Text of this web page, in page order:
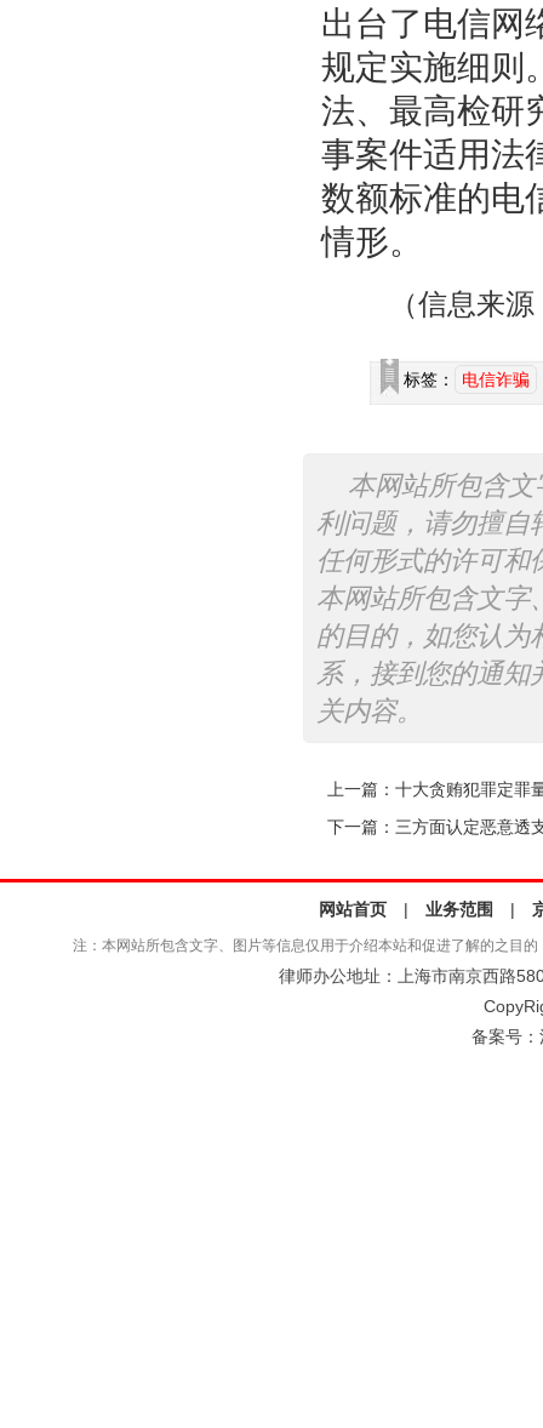
出台了电信网
规定实施细则
法、最高检研
事案件适用法
数额标准的电
情形。
（信息来
标签： 电信诈骗
本网站所包含
利问题，请勿擅自
任何形式的许可和
本网站所包含文字
的目的，如您认为
系，接到您的通知
关内容。
上一篇： 十大贪贿犯罪定罪
下一篇： 三方面认定恶意透
网站首页 | 业务范围 |
注：本网站所包含文字、图片等信息仅用于介绍本站和促进了解的之目
律师办公地址：上海市南京西路
备案号：